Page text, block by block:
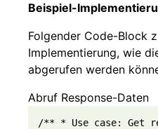
Beispiel-
Folgender Code-Block
Implementierung, wie
abgerufen werden
Abruf Response-Daten
/** * Use case: Get